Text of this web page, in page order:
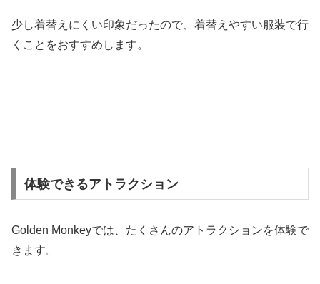
少し着替えにくい印象だったので、着替えやすい服装で行
くことをおすすめします。
体験できるアトラクション
Golden Monkeyでは、たくさんのアトラクションを体験で
きます。